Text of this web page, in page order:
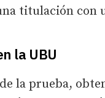
titulación con
la UBU
la prueba,